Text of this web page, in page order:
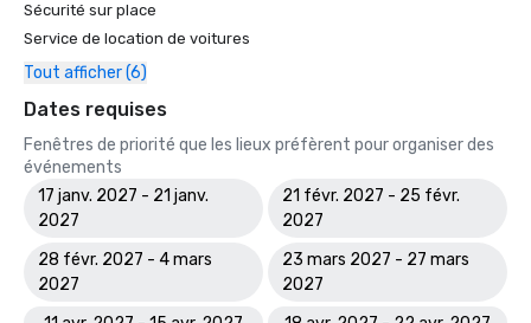
Sécurité sur place
Service de location de voitures
Tout afficher (6)
Dates requises
Fenêtres de priorité que les lieux préfèrent pour organiser des
événements
17 janv. 2027 - 21 janv.
2027
21 févr. 2027 - 25 févr.
2027
28 févr. 2027 - 4 mars
2027
23 mars 2027 - 27 mars
2027